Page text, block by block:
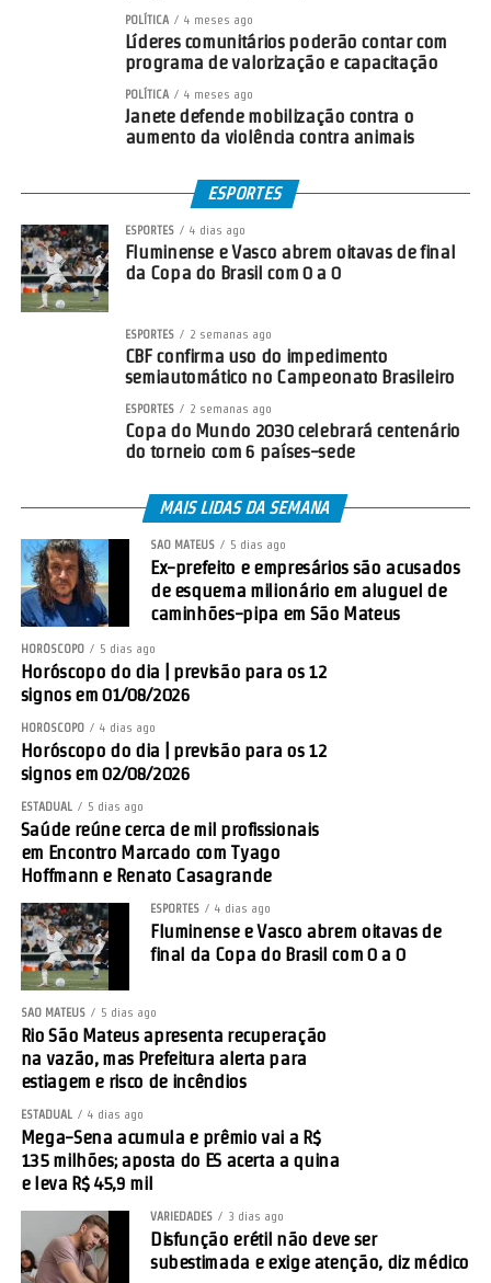
POLÍTICA 4 meses ago
Líderes comunitários poderão contar com
programa de valorização e capacitação
POLÍTICA 4 meses ago
Janete defende mobilização contra o
aumento da violência contra animais
ESPORTES
ESPORTES 4 dias ago
Fluminense e Vasco abrem oitavas de final
da Copa do Brasil com 0 a 0
ESPORTES 2 semanas ago
CBF confirma uso do impedimento
semiautomático no Campeonato Brasileiro
ESPORTES 2 semanas ago
Copa do Mundo 2030 celebrará centenário
do torneio com 6 países-sede
MAIS LIDAS DA SEMANA
SÃO MATEUS 5 dias ago
Ex-prefeito e empresários são acusados
de esquema milionário em aluguel de
caminhões-pipa em São Mateus
HORÓSCOPO 5 dias ago
Horóscopo do dia | previsão para os 12
signos em 01/08/2026
HORÓSCOPO 4 dias ago
Horóscopo do dia | previsão para os 12
signos em 02/08/2026
ESTADUAL 5 dias ago
Saúde reúne cerca de mil profissionais
em Encontro Marcado com Tyago
Hoffmann e Renato Casagrande
ESPORTES 4 dias ago
Fluminense e Vasco abrem oitavas de
final da Copa do Brasil com 0 a 0
SÃO MATEUS 5 dias ago
Rio São Mateus apresenta recuperação
na vazão, mas Prefeitura alerta para
estiagem e risco de incêndios
ESTADUAL 4 dias ago
Mega-Sena acumula e prêmio vai a R$
135 milhões; aposta do ES acerta a quina
e leva R$ 45,9 mil
VARIEDADES 3 dias ago
Disfunção erétil não deve ser
subestimada e exige atenção, diz médico